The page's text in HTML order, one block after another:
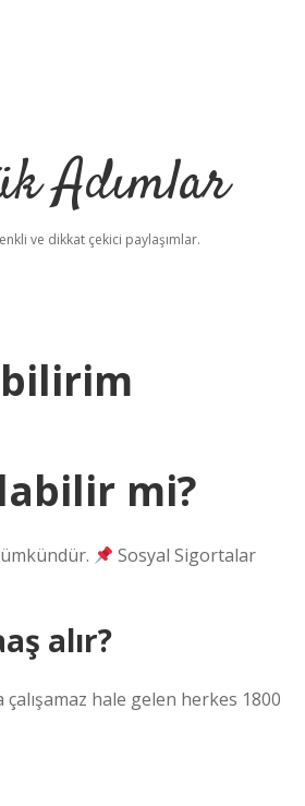
Adımlar
ve dikkat çekici paylaşımlar.
mi?
Sosyal Sigortalar
alır?
hale gelen herkes 1800